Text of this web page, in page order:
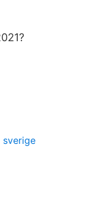
sverige